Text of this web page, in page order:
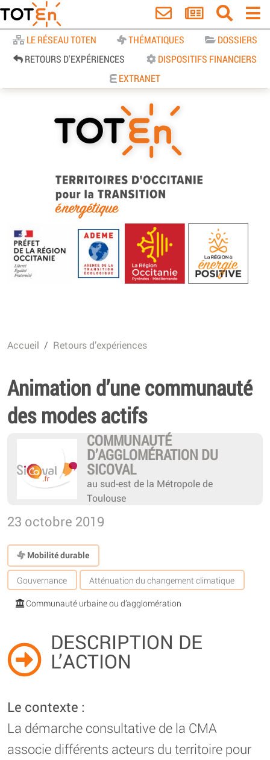
LE RÉSEAU TOTEN THÉMATIQUES
DOSSIERS
RETOURS D'EXPÉRIENCES
DISPOSITIFS FINANCIERS
EXTRANET
TOTEn Occitanie | Territoires
d’Occitanie pour la Transition
Energétique
Accueil Retours d’expériences
Animation d’une communauté
des modes actifs
COMMUNAUTÉ
D’AGGLOMÉRATION DU
SICOVAL
au sud-est de la Métropole de
Toulouse
23 octobre 2019
Mobilité durable
Gouvernance Atténuation du changement climatique
Communauté urbaine ou d’agglomération
DESCRIPTION DE
L’ACTION
Le contexte :
La démarche consultative de la CMA
associe différents acteurs du territoire pour